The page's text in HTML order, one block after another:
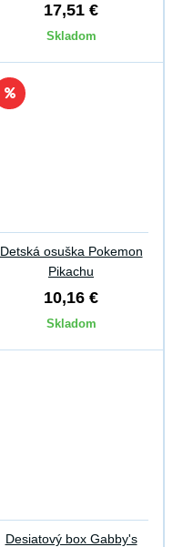
17,51 €
Skladom
Detská osuška Pokemon
Pikachu
10,16 €
Skladom
Desiatový box Gabby's